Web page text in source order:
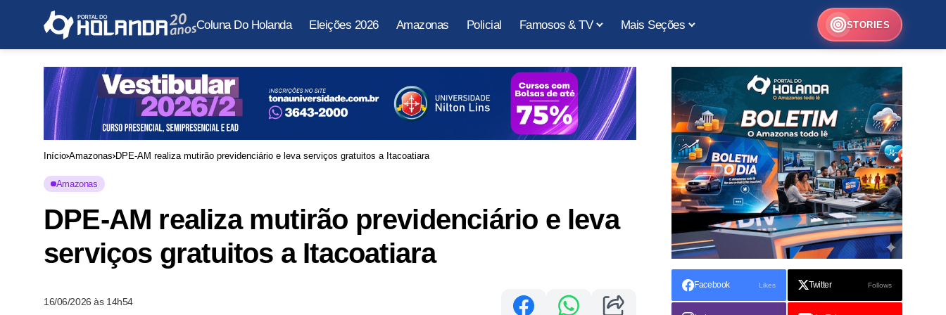
Coluna Do Holanda Eleições 2026 Amazonas Policial Famosos & TV Mais Seções STORIES
Início Amazonas DPE-AM realiza mutirão previdenciário e leva serviços gratuitos a Itacoatiara
Amazonas
DPE-AM realiza mutirão previdenciário e leva
serviços gratuitos a Itacoatiara
16/06/2026 às 14h54
Facebook Likes Twitter Follows